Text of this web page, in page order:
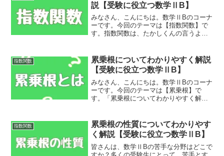
説【受験に役立つ数学ⅡB】
みなさん、こんにちは。数学ⅡBのコーナ
ーです。今回のテーマは【指数関数】で
す。指数関数は、たかしくんの言うよう
り、どういうこと？？」と思う人がほと
んどでしょう。...
指数関数
累乗根についてわかりやすく解説
【受験に役立つ数学ⅡB】
みなさん、こんにちは。数学ⅡBのコーナ
ーです。今回のテーマは【累乗根】で
す。「累乗根についてわかりやすく解
ん。累乗根とはルートのことという理解
は的外れな間違いではありませ...
指数関数
累乗根の性質についてわかりやす
く解説【受験に役立つ数学ⅡB】
皆さんは、数学ⅡBの苦手な分野はどこで